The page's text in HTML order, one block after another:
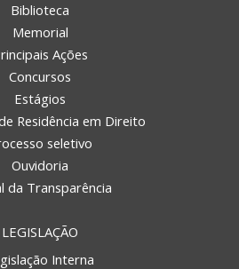
Biblioteca
Memorial
Ações
Concursos
Estágios
Residência em Direito
seletivo
Ouvidoria
da Transparência
LEGISLAÇÃO
Interna